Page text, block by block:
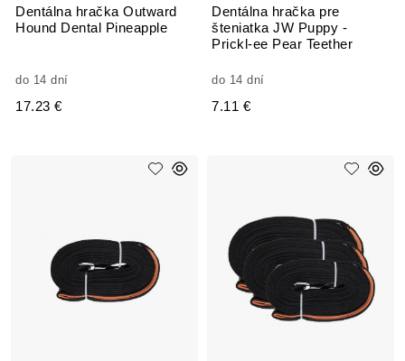
Dentálna hračka Outward
Hound Dental Pineapple
do 14 dní
17.23 €
Dentálna hračka pre
šteniatka JW Puppy -
Prickl-ee Pear Teether
do 14 dní
7.11 €